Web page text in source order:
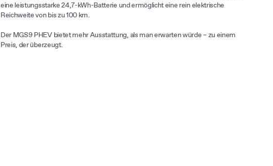
eine leistungsstarke 24,7-kWh-Batterie und ermöglicht eine rein elektrische
Reichweite von bis zu 100 km.
Der MGS9 PHEV bietet mehr Ausstattung, als man erwarten würde – zu einem
Preis, der überzeugt.